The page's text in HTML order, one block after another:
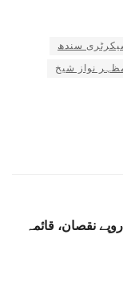
سندھ
نواز شیخ
لیکج سے سالانہ 60 ارب روپے نقصان، قائمہ